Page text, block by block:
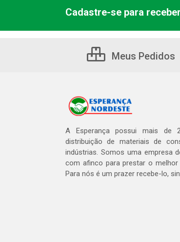
Cadastre-se para
Meus Pedidos
A Esperança possui mais de
distribuição de materiais de
indústrias. Somos uma empresa
com afinco para prestar o
Para nós é um prazer recebe-lo,